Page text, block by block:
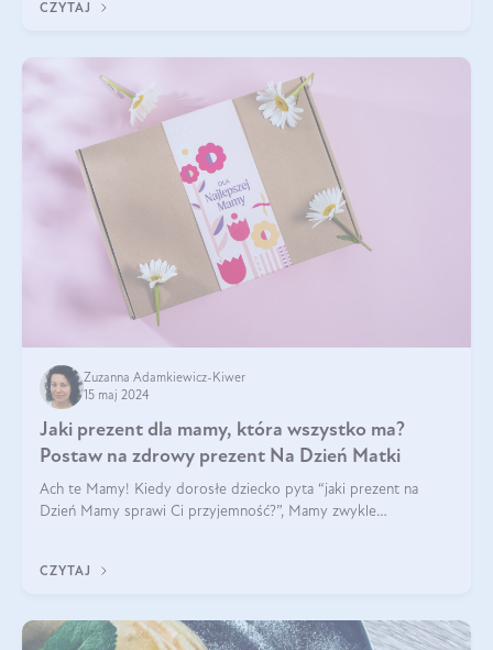
CZYTAJ
Zuzanna Adamkiewicz-Kiwer
15 maj 2024
Jaki prezent dla mamy, która wszystko ma?
Postaw na zdrowy prezent Na Dzień Matki
Ach te Mamy! Kiedy dorosłe dziecko pyta “jaki prezent na
Dzień Mamy sprawi Ci przyjemność?”, Mamy zwykle
CZYTAJ